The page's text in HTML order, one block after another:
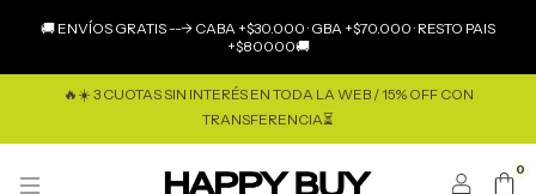
🚚 ENVÍOS GRATIS ---> CABA +$30.000 · GBA +$70.000 · RESTO PAIS
+$80000🚚
🔥☀️ 3 CUOTAS SIN INTERÉS EN TODA LA WEB / 15% OFF CON
TRANSFERENCIA⏳
0